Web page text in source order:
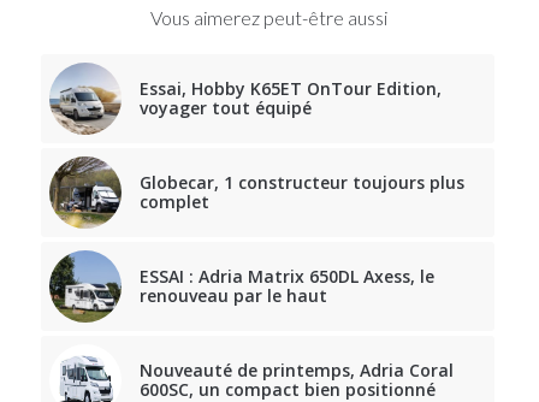
Vous aimerez peut-être aussi
Essai, Hobby K65ET OnTour Edition,
voyager tout équipé
Globecar, 1 constructeur toujours plus
complet
ESSAI : Adria Matrix 650DL Axess, le
renouveau par le haut
Nouveauté de printemps, Adria Coral
600SC, un compact bien positionné